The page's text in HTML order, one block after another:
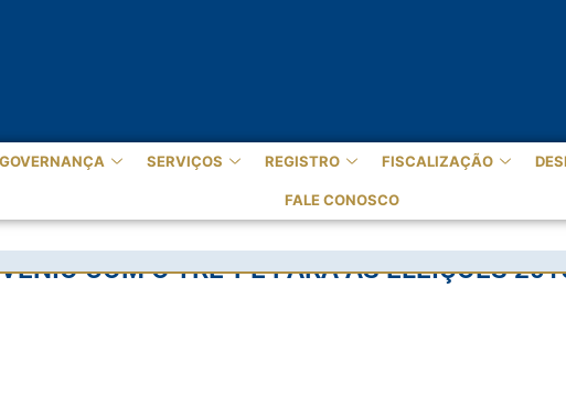
GOVERNANÇA SERVIÇOS REGISTRO FISCALIZAÇÃO
FALE CONOSCO
COM O TRE-PE PARA AS ELEIÇÕES